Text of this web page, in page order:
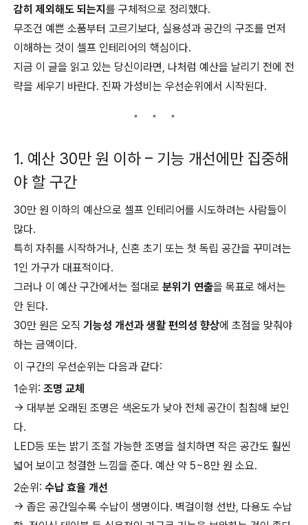
감히 제외해도 되는지 를 구체적으로 정리했다.
무조건 예쁜 소품부터 고르기보다, 실용성과 공간의 구조를 먼저
이해하는 것이 셀프 인테리어의 핵심이다.
지금 이 글을 읽고 있는 당신이라면, 나처럼 예산을 날리기 전에 전
략을 세우기 바란다. 진짜 가성비는 우선순위에서 시작된다.
1. 예산 30만 원 이하 – 기능 개선에만 집중해
야 할 구간
30만 원 이하의 예산으로 셀프 인테리어를 시도하려는 사람들이
많다.
특히 자취를 시작하거나, 신혼 초기 또는 첫 독립 공간을 꾸미려는
1인 가구가 대표적이다.
그러나 이 예산 구간에서는 절대로 분위기 연출을 목표로 해서는
안 된다.
30만 원은 오직 기능성 개선과 생활 편의성 향상에 초점을 맞춰야
하는 금액이다.
이 구간의 우선순위는 다음과 같다:
1순위: 조명 교체
→ 대부분 오래된 조명은 색온도가 낮아 전체 공간이 침침해 보인
다.
LED등 또는 밝기 조절 가능한 조명을 설치하면 작은 공간도 훨씬
넓어 보이고 청결한 느낌을 준다. 예산 약 5~8만 원 소요.
2순위: 수납 효율 개선
→ 좁은 공간일수록 수납이 생명이다. 벽걸이형 선반, 다용도 수납